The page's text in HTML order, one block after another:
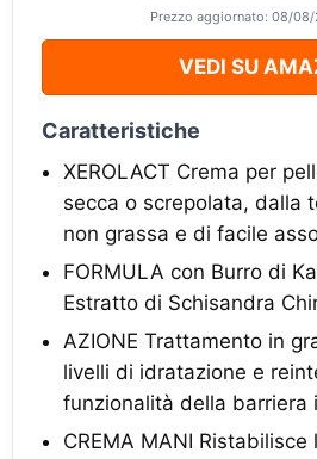
Prezzo aggiornato: 08/
VEDI SU
Caratteristiche
XEROLACT Crema per
secca o screpolata, dalla
non grassa e di facile
FORMULA con Burro di
Estratto di Schisandra
AZIONE Trattamento in
livelli di idratazione e
funzionalità della barriera
CREMA MANI